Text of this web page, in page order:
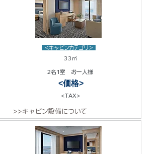
<キャビンカテゴリ>
33㎡
2名1室 お一人様
<価格>
<TAX>
>>キャビン設備について